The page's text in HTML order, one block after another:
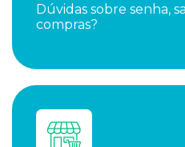
Dúvidas sobre senha,
compras?